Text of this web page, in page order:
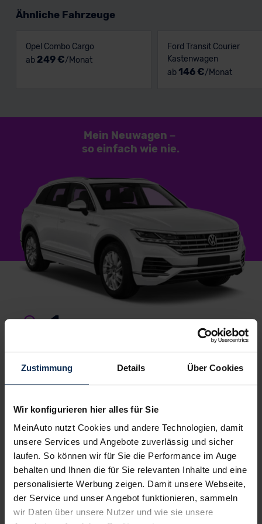
Zustimmung Details Über Cookies
Wir konfigurieren hier alles für Sie
MeinAuto nutzt Cookies und andere Technologien, damit
unsere Services und Angebote zuverlässig und sicher
laufen. So können wir für Sie die Performance im Auge
behalten und Ihnen die für Sie relevanten Inhalte und eine
personalisierte Werbung zeigen. Damit unsere Webseite,
der Service und unser Angebot funktionieren, sammeln
wir Daten über unsere Nutzer und wie sie unsere
Ähnliche Fahrzeuge
Opel Combo Cargo
ab 249 €/Monat
Ford Transit Courier
Kastenwagen
ab146 €/Monat
Mein Neuwagen –
so einfach wie nie.
1.
Du wählst dein Lieblingsmodell – wir suchen es für
dich.Einfach, kostenlos und unverbindlich. Und
garantiert zu Top-Preisen.
kompetenter Beratung undpersönlichem
Ansprechpartner. Alles klar? Bestelle deinen
Neuwagen, ganz einfach online.
3.Einfach losfahren
Wir lieferndeinen Neuwagen – auf Wunsch sogar
vor die Haustür